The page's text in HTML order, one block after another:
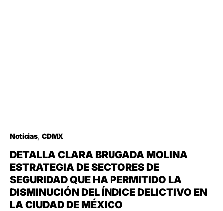
Noticias CDMX
DETALLA CLARA BRUGADA MOLINA
ESTRATEGIA DE SECTORES DE
SEGURIDAD QUE HA PERMITIDO LA
DISMINUCIÓN DEL ÍNDICE DELICTIVO EN
LA CIUDAD DE MÉXICO